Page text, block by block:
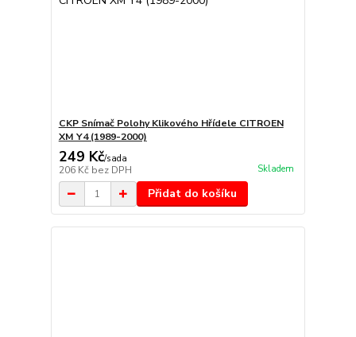
CKP Snímač Polohy Klikového Hřídele CITROEN
XM Y4 (1989-2000)
249 Kč/sada
206 Kč bez DPH Skladem
Přidat do košíku